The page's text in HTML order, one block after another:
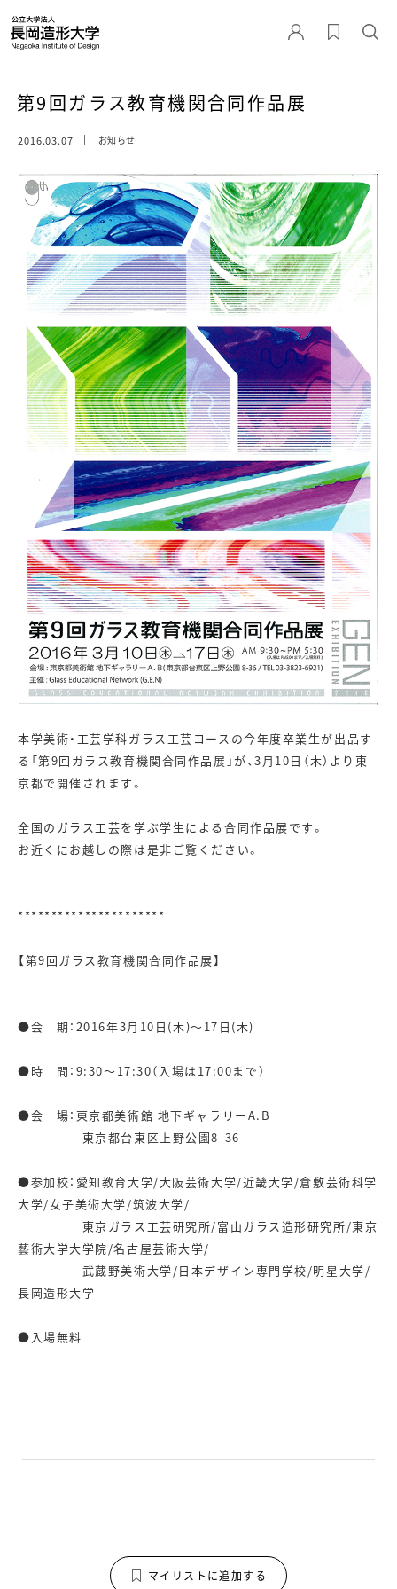
第9回ガラス教育機関合同作品展
2016.03.07 お知らせ
本学美術・工芸学科ガラス工芸コースの今年度卒業生が出品す
る「第9回ガラス教育機関合同作品展」が、3月10日（木）より東
京都で開催されます。
全国のガラス工芸を学ぶ学生による合同作品展です。
お近くにお越しの際は是非ご覧ください。
**********************
【第9回ガラス教育機関合同作品展】
●会 期：2016年3月10日(木)～17日(木)
●時 間：9:30～17:30（入場は17:00まで）
●会 場：東京都美術館 地下ギャラリーA.B
東京都台東区上野公園8-36
●参加校：愛知教育大学/大阪芸術大学/近畿大学/倉敷芸術科学
大学/女子美術大学/筑波大学/
東京ガラス工芸研究所/富山ガラス造形研究所/東京
藝術大学大学院/名古屋芸術大学/
武蔵野美術大学/日本デザイン専門学校/明星大学/
長岡造形大学
●入場無料
マイリストに追加する